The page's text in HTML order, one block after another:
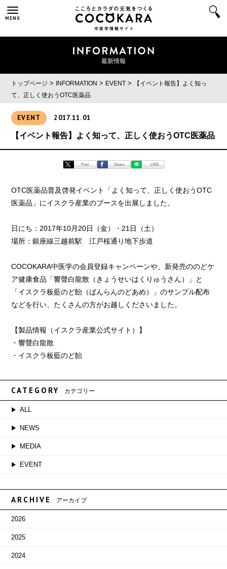
MENU
最新情報
トップページ > INFORMATION > EVENT >
【イベント報告】よく知っ
て、正しく使おうOTC医薬品
EVENT 2017.11.01
【イベント報告】よく知って、正しく使おうOTC医薬品
Post Share LINE
OTC医薬品普及啓発イベント「よく知って、正しく使おうOTC
医薬品」にイスクラ産業のブースを出展しました。
日にち：2017年10月20日（金）・21日（土）
場所：銀座線三越前駅 江戸桜通り地下歩道
COCOKARA中医学の会員登録キャンペーンや、新発売ののどケ
ア健康食品「響聲白龍散（きょうせいはくりゅうさん）」と
「イスクラ板藍のど飴（ばんらんのどあめ）」のサンプル配布
などを行い、たくさんの方がお越しくださいました。
【製品情報（イスクラ産業公式サイト）】
・響聲白龍散
・ イスクラ板藍のど飴
CATEGORY カテゴリー
ALL
NEWS
MEDIA
EVENT
ARCHIVE アーカイブ
2026
2025
2024